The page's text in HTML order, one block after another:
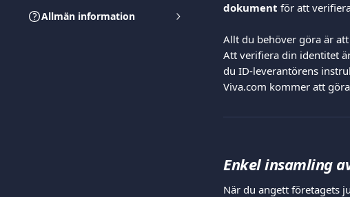
Allmän information
dokument för att
Allt du behöver göra är
Att verifiera din identitet
du ID-leverantörens
Viva.com kommer att
Enkel insamling
När du angett företagets